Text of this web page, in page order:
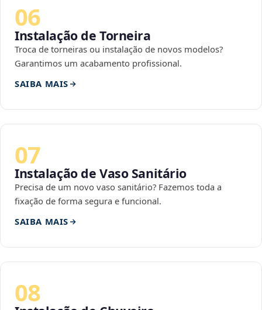
06
Instalação de Torneira
Troca de torneiras ou instalação de novos modelos?
Garantimos um acabamento profissional.
SAIBA MAIS
07
Instalação de Vaso Sanitário
Precisa de um novo vaso sanitário? Fazemos toda a
fixação de forma segura e funcional.
SAIBA MAIS
08